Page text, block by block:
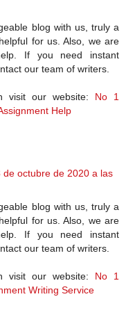
blog with us, truly a
for us. Also, we are
If you need instant
our team of writers.
visit our website: No 1
Help
de octubre de 2020 a las
blog with us, truly a
for us. Also, we are
If you need instant
our team of writers.
visit our website: No 1
Writing Service